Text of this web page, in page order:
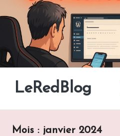
Skip
content
LeRedBlog
Gaming
Manga
Mois : janvier 2024